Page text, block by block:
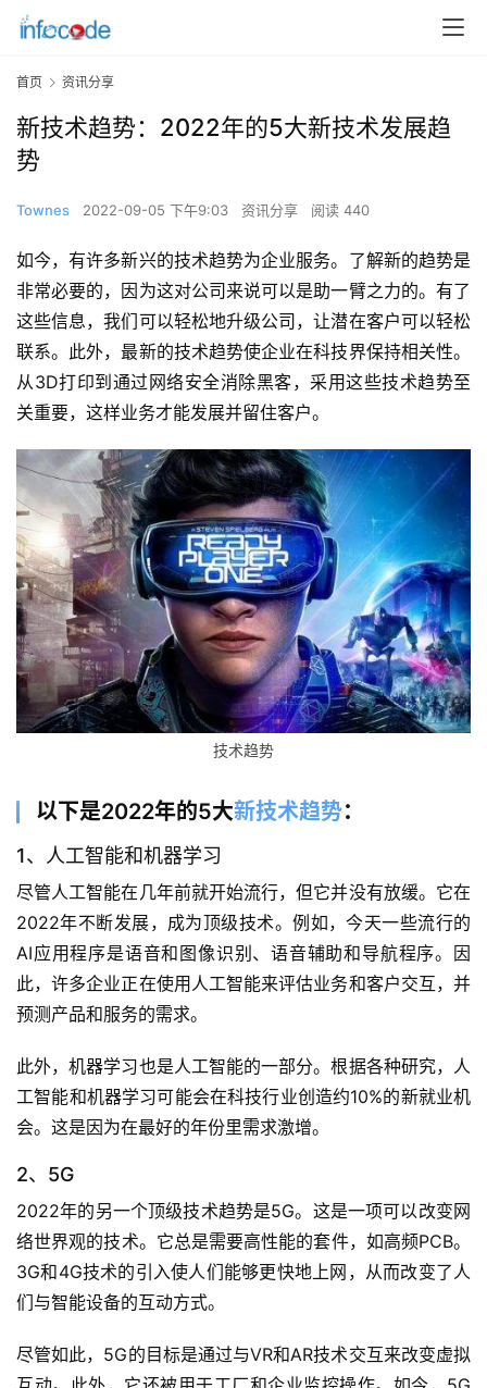
首页 资讯分享
新技术趋势：2022年的5大新技术发展趋
势
Townes 2022-09-05 下午9:03 资讯分享 阅读 440
如今，有许多新兴的技术趋势为企业服务。了解新的趋势是
非常必要的，因为这对公司来说可以是助一臂之力的。有了
这些信息，我们可以轻松地升级公司，让潜在客户可以轻松
联系。此外，最新的技术趋势使企业在科技界保持相关性。
从3D打印到通过网络安全消除黑客，采用这些技术趋势至
关重要，这样业务才能发展并留住客户。
技术趋势
以下是2022年的5大新技术趋势：
1、人工智能和机器学习
尽管人工智能在几年前就开始流行，但它并没有放缓。它在
2022年不断发展，成为顶级技术。例如，今天一些流行的
AI应用程序是语音和图像识别、语音辅助和导航程序。因
此，许多企业正在使用人工智能来评估业务和客户交互，并
预测产品和服务的需求。
此外，机器学习也是人工智能的一部分。根据各种研究，人
工智能和机器学习可能会在科技行业创造约10%的新就业机
会。这是因为在最好的年份里需求激增。
2、5G
2022年的另一个顶级技术趋势是5G。这是一项可以改变网
络世界观的技术。它总是需要高性能的套件，如高频PCB。
3G和4G技术的引入使人们能够更快地上网，从而改变了人
们与智能设备的互动方式。
尽管如此，5G的目标是通过与VR和AR技术交互来改变虚拟